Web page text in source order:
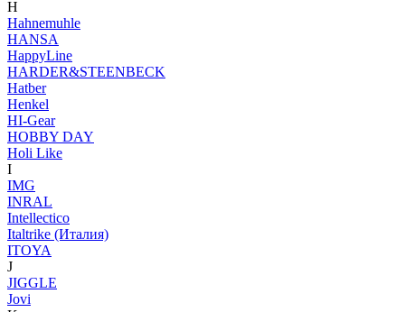
H
Hahnemuhle
HANSA
HappyLine
HARDER&STEENBECK
Hatber
Henkel
HI-Gear
HOBBY DAY
Holi Like
I
IMG
INRAL
Intellectico
Italtrike (Италия)
ITOYA
J
JIGGLE
Jovi